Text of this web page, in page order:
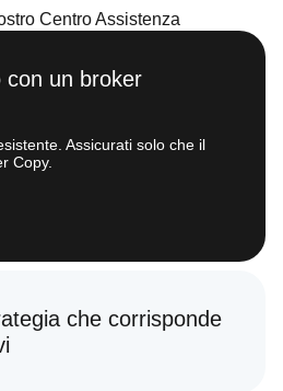
Centro Assistenza
con un broker
Assicurati solo che il
Copy.
che corrisponde